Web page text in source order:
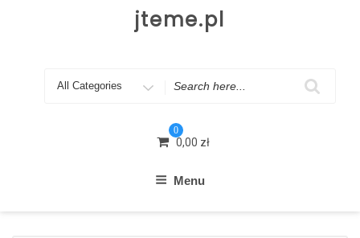
jteme.pl
Search
0
0,00 zł
Menu